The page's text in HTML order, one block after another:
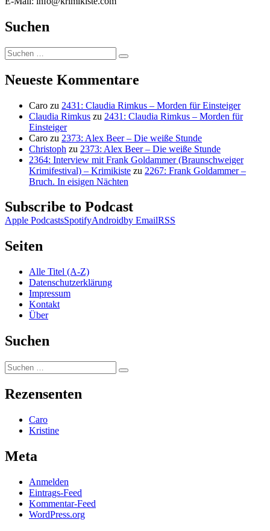
Suchen
Suchen
nach:
Suchen
Neueste Kommentare
Caro zu 2431: Claudia Rimkus – Morden für Einsteiger
Claudia Rimkus zu 2431: Claudia Rimkus – Morden für
Einsteiger
Caro zu 2373: Alex Beer – Die weiße Stunde
Christoph zu 2373: Alex Beer – Die weiße Stunde
2364: Interview mit Frank Goldammer (Braunschweiger
Krimifestival) – Krimikiste zu 2267: Frank Goldammer –
Bruch. In eisigen Nächten
Subscribe to Podcast
Apple PodcastsSpotifyAndroidby EmailRSS
Seiten
Alle Titel (A-Z)
Datenschutzerklärung
Impressum
Kontakt
Über
Suchen
Suchen
nach:
Suchen
Rezensenten
Caro
Kristine
Meta
Anmelden
Eintrags-Feed
Kommentar-Feed
WordPress.org